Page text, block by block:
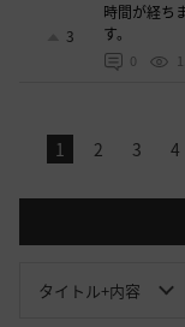
3
時間が経ち
す。
0
1 2 3 4